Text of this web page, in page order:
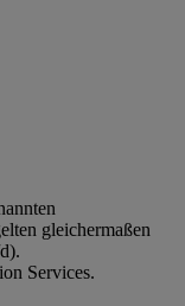
gleichermaßen
Services.